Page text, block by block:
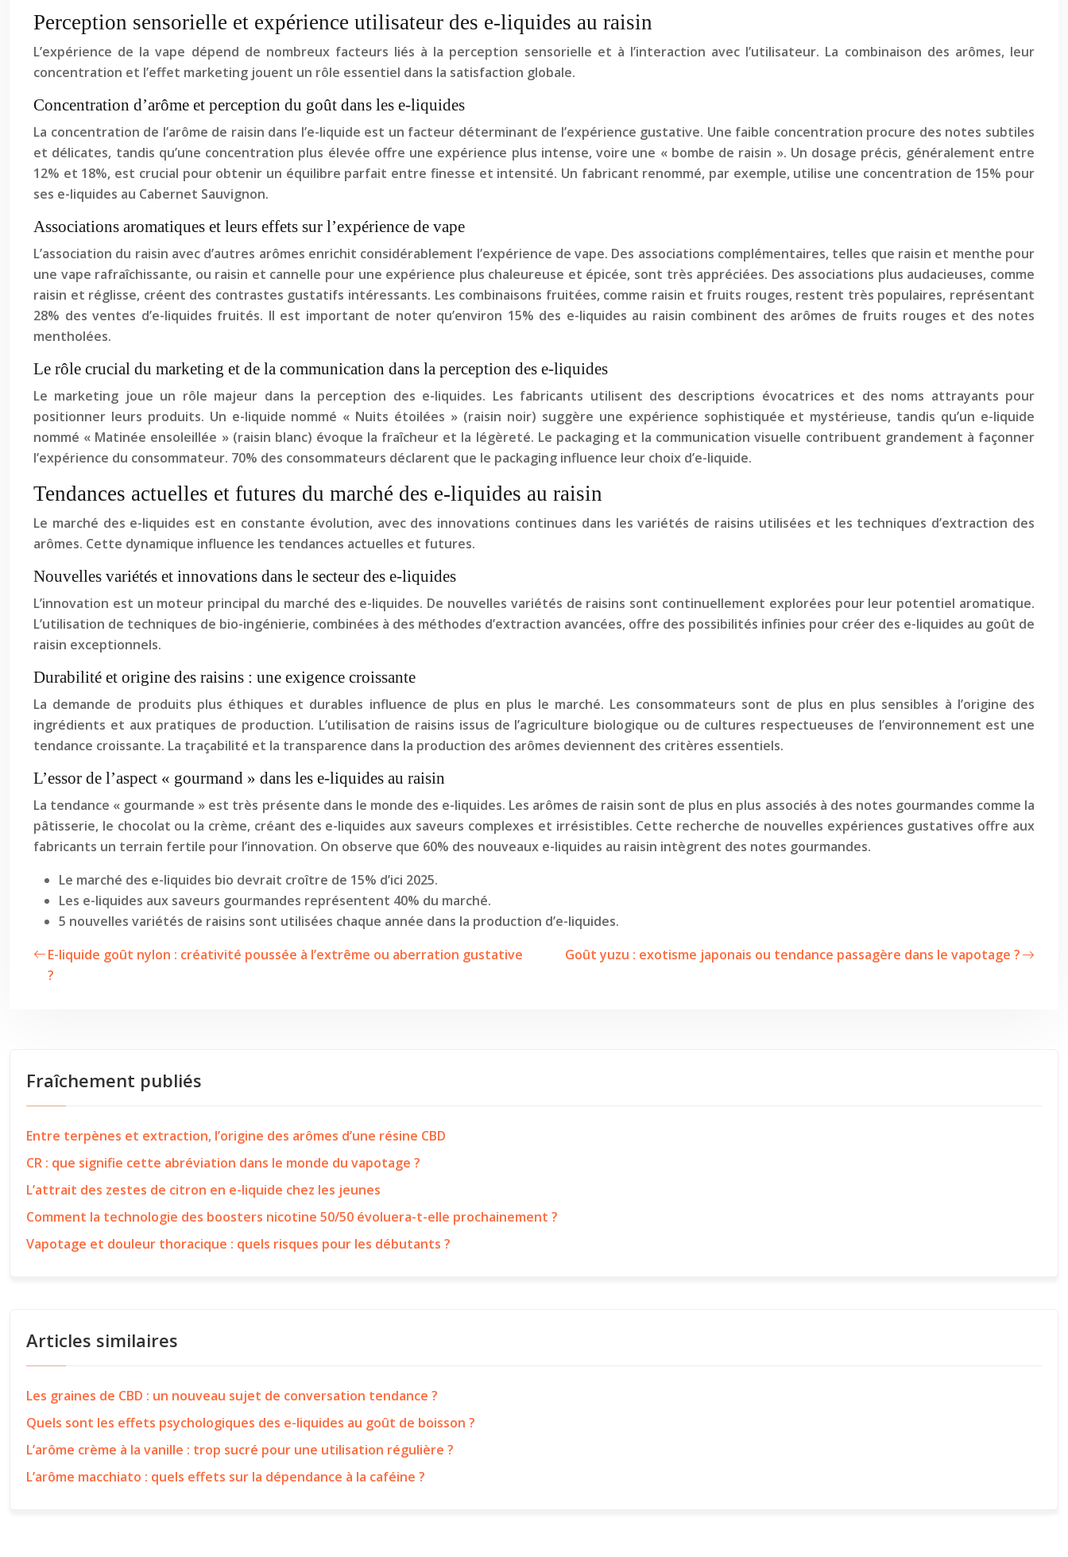
Perception sensorielle et expérience utilisateur des e-liquides au raisin
L’expérience de la vape dépend de nombreux facteurs liés à la perception sensorielle et à l’interaction avec l’utilisateur. La combinaison des arômes, leur
concentration et l’effet marketing jouent un rôle essentiel dans la satisfaction globale.
Concentration d’arôme et perception du goût dans les e-liquides
La concentration de l’arôme de raisin dans l’e-liquide est un facteur déterminant de l’expérience gustative. Une faible concentration procure des notes subtiles
et délicates, tandis qu’une concentration plus élevée offre une expérience plus intense, voire une « bombe de raisin ». Un dosage précis, généralement entre
12% et 18%, est crucial pour obtenir un équilibre parfait entre finesse et intensité. Un fabricant renommé, par exemple, utilise une concentration de 15% pour
ses e-liquides au Cabernet Sauvignon.
Associations aromatiques et leurs effets sur l’expérience de vape
L’association du raisin avec d’autres arômes enrichit considérablement l’expérience de vape. Des associations complémentaires, telles que raisin et menthe pour
une vape rafraîchissante, ou raisin et cannelle pour une expérience plus chaleureuse et épicée, sont très appréciées. Des associations plus audacieuses, comme
raisin et réglisse, créent des contrastes gustatifs intéressants. Les combinaisons fruitées, comme raisin et fruits rouges, restent très populaires, représentant
28% des ventes d’e-liquides fruités. Il est important de noter qu’environ 15% des e-liquides au raisin combinent des arômes de fruits rouges et des notes
mentholées.
Le rôle crucial du marketing et de la communication dans la perception des e-liquides
Le marketing joue un rôle majeur dans la perception des e-liquides. Les fabricants utilisent des descriptions évocatrices et des noms attrayants pour
positionner leurs produits. Un e-liquide nommé « Nuits étoilées » (raisin noir) suggère une expérience sophistiquée et mystérieuse, tandis qu’un e-liquide
nommé « Matinée ensoleillée » (raisin blanc) évoque la fraîcheur et la légèreté. Le packaging et la communication visuelle contribuent grandement à façonner
l’expérience du consommateur. 70% des consommateurs déclarent que le packaging influence leur choix d’e-liquide.
Tendances actuelles et futures du marché des e-liquides au raisin
Le marché des e-liquides est en constante évolution, avec des innovations continues dans les variétés de raisins utilisées et les techniques d’extraction des
arômes. Cette dynamique influence les tendances actuelles et futures.
Nouvelles variétés et innovations dans le secteur des e-liquides
L’innovation est un moteur principal du marché des e-liquides. De nouvelles variétés de raisins sont continuellement explorées pour leur potentiel aromatique.
L’utilisation de techniques de bio-ingénierie, combinées à des méthodes d’extraction avancées, offre des possibilités infinies pour créer des e-liquides au goût de
raisin exceptionnels.
Durabilité et origine des raisins : une exigence croissante
La demande de produits plus éthiques et durables influence de plus en plus le marché. Les consommateurs sont de plus en plus sensibles à l’origine des
ingrédients et aux pratiques de production. L’utilisation de raisins issus de l’agriculture biologique ou de cultures respectueuses de l’environnement est une
tendance croissante. La traçabilité et la transparence dans la production des arômes deviennent des critères essentiels.
L’essor de l’aspect « gourmand » dans les e-liquides au raisin
La tendance « gourmande » est très présente dans le monde des e-liquides. Les arômes de raisin sont de plus en plus associés à des notes gourmandes comme la
pâtisserie, le chocolat ou la crème, créant des e-liquides aux saveurs complexes et irrésistibles. Cette recherche de nouvelles expériences gustatives offre aux
fabricants un terrain fertile pour l’innovation. On observe que 60% des nouveaux e-liquides au raisin intègrent des notes gourmandes.
Le marché des e-liquides bio devrait croître de 15% d’ici 2025.
Les e-liquides aux saveurs gourmandes représentent 40% du marché.
5 nouvelles variétés de raisins sont utilisées chaque année dans la production d’e-liquides.
E-liquide goût nylon : créativité poussée à l’extrême ou aberration gustative
?
Goût yuzu : exotisme japonais ou tendance passagère dans le vapotage ?
Fraîchement publiés
Entre terpènes et extraction, l’origine des arômes d’une résine CBD
CR : que signifie cette abréviation dans le monde du vapotage ?
L’attrait des zestes de citron en e-liquide chez les jeunes
Comment la technologie des boosters nicotine 50/50 évoluera-t-elle prochainement ?
Vapotage et douleur thoracique : quels risques pour les débutants ?
Articles similaires
Les graines de CBD : un nouveau sujet de conversation tendance ?
Quels sont les effets psychologiques des e-liquides au goût de boisson ?
L’arôme crème à la vanille : trop sucré pour une utilisation régulière ?
L’arôme macchiato : quels effets sur la dépendance à la caféine ?